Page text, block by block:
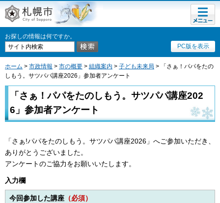
札幌市
お探しの情報は何ですか。
PC版を表示
メニュ
ー
ホーム > 市政情報 > 市の概要 > 組織案内 > 子ども未来局 > 「さぁ！パパをたの
しもう。サツパパ講座2026」参加者アンケート
「さぁ！パパをたのしもう。サツパパ講座202
6」参加者アンケート
「さぁ!パパをたのしもう。サツパパ講座2026」へご参加いただき、
ありがとうございました。
アンケートのご協力をお願いいたします。
入力欄
今回参加した講座 （必須）